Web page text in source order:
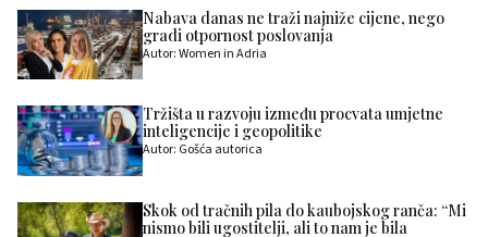
Nabava danas ne traži najniže cijene, nego
gradi otpornost poslovanja
Autor: Women in Adria
Tržišta u razvoju između procvata umjetne
inteligencije i geopolitike
Autor: Gošća autorica
Skok od tračnih pila do kaubojskog ranča: “Mi
nismo bili ugostitelji, ali to nam je bila